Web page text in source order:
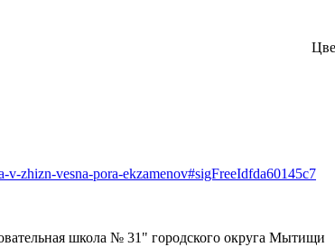
zhizn-vesna-pora-ekzamenov#sigFreeIdfda60145c7
школа № 31" городского округа Мытищи